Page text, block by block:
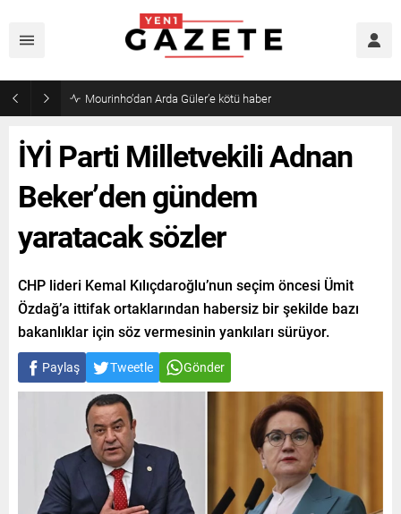
Mourinho’dan Arda Güler’e kötü haber
İYİ Parti Milletvekili Adnan
Beker’den gündem
yaratacak sözler
CHP lideri Kemal Kılıçdaroğlu’nun seçim öncesi Ümit
Özdağ’a ittifak ortaklarından habersiz bir şekilde bazı
bakanlıklar için söz vermesinin yankıları sürüyor.
Paylaş Tweetle Gönder